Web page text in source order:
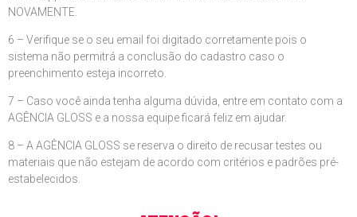
NOVAMENTE.
6 – Verifique se o seu email foi digitado corretamente pois o
sistema não permitrá a conclusão do cadastro caso o
preenchimento esteja incorreto.
7 – Caso você ainda tenha alguma dúvida, entre em contato com a
AGÊNCIA GLOSS e a nossa equipe ficará feliz em ajudar.
8 – A AGÊNCIA GLOSS se reserva o direito de recusar testes ou
materiais que não estejam de acordo com critérios e padrões pré-
estabelecidos.